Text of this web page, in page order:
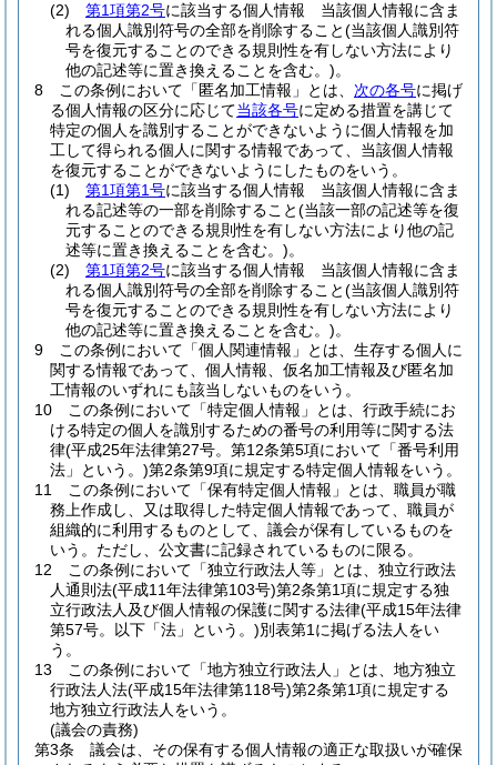
(2)
第1項第2号に該当する個人情報 当該個人情報に含ま
れる個人識別符号の全部を削除すること(当該個人識別符
号を復元することのできる規則性を有しない方法により
他の記述等に置き換えることを含む。)。
8
この条例において「匿名加工情報」とは、 次の各号に掲げ
る個人情報の区分に応じて当該各号に定める措置を講じて
特定の個人を識別することができないように個人情報を加
工して得られる個人に関する情報であって、当該個人情報
を復元することができないようにしたものをいう。
(1)
第1項第1号に該当する個人情報 当該個人情報に含ま
れる記述等の一部を削除すること(当該一部の記述等を復
元することのできる規則性を有しない方法により他の記
述等に置き換えることを含む。)。
(2)
第1項第2号に該当する個人情報 当該個人情報に含ま
れる個人識別符号の全部を削除すること(当該個人識別符
号を復元することのできる規則性を有しない方法により
他の記述等に置き換えることを含む。)。
9
この条例において「個人関連情報」とは、生存する個人に
関する情報であって、個人情報、仮名加工情報及び匿名加
工情報のいずれにも該当しないものをいう。
10
この条例において「特定個人情報」とは、行政手続にお
ける特定の個人を識別するための番号の利用等に関する法
律(平成25年法律第27号。第12条第5項において「番号利用
法」という。)第2条第9項に規定する特定個人情報をいう。
11
この条例において「保有特定個人情報」とは、職員が職
務上作成し、又は取得した特定個人情報であって、職員が
組織的に利用するものとして、議会が保有しているものを
いう。 ただし、公文書に記録されているものに限る。
12
この条例において「独立行政法人等」とは、独立行政法
人通則法(平成11年法律第103号)第2条第1項に規定する独
立行政法人及び個人情報の保護に関する法律(平成15年法律
第57号。以下「法」という。)別表第1に掲げる法人をい
う。
13
この条例において「地方独立行政法人」とは、地方独立
行政法人法(平成15年法律第118号)第2条第1項に規定する
地方独立行政法人をいう。
(議会の責務)
第3条
議会は、その保有する個人情報の適正な取扱いが確保